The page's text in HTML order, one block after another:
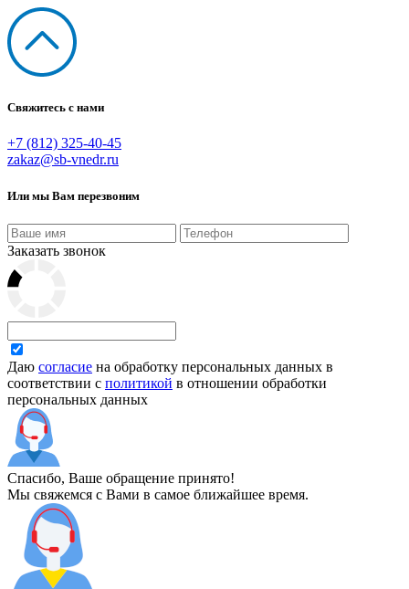
Свяжитесь с нами
+7 (812) 325-40-45
zakaz@sb-vnedr.ru
Или мы Вам перезвоним
Заказать звонок
Даю согласие на обработку персональных данных в
соответствии с политикой в отношении обработки
персональных данных
Спасибо, Ваше обращение принято!
Мы свяжемся с Вами в самое ближайшее время.